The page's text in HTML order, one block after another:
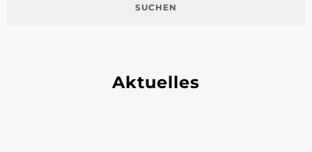
SUCHEN
Aktuelles